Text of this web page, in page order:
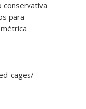
conservativa
para
cages/